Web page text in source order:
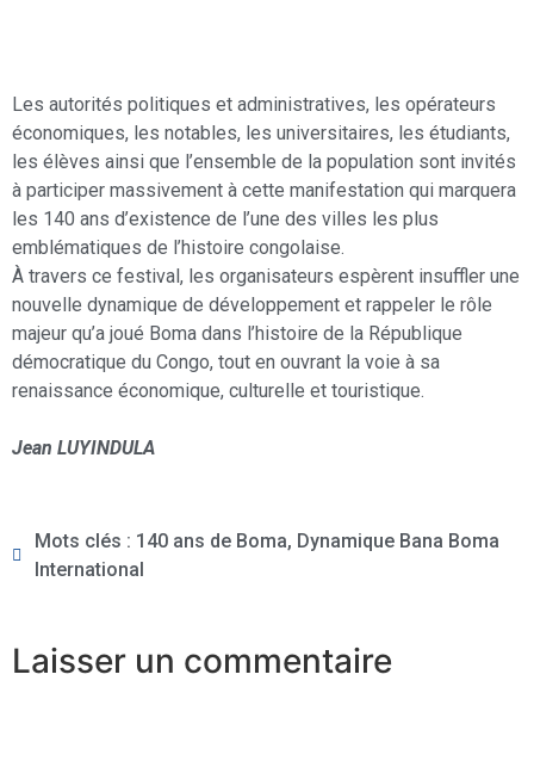
Les autorités politiques et administratives, les opérateurs
économiques, les notables, les universitaires, les étudiants,
les élèves ainsi que l’ensemble de la population sont invités
à participer massivement à cette manifestation qui marquera
les 140 ans d’existence de l’une des villes les plus
emblématiques de l’histoire congolaise.
À travers ce festival, les organisateurs espèrent insuffler une
nouvelle dynamique de développement et rappeler le rôle
majeur qu’a joué Boma dans l’histoire de la République
démocratique du Congo, tout en ouvrant la voie à sa
renaissance économique, culturelle et touristique.
Jean LUYINDULA
Mots clés : 140 ans de Boma, Dynamique Bana Boma
International
Laisser un commentaire